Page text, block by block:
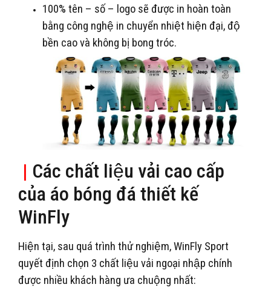
100% tên – số – logo sẽ được in hoàn toàn
bằng công nghệ in chuyển nhiệt hiện đại, độ
bền cao và không bị bong tróc.
| Các chất liệu vải cao cấp
của áo bóng đá thiết kế
WinFly
Hiện tại, sau quá trình thử nghiệm, WinFly Sport
quyết định chọn 3 chất liệu vải ngoại nhập chính
được nhiều khách hàng ưa chuộng nhất: